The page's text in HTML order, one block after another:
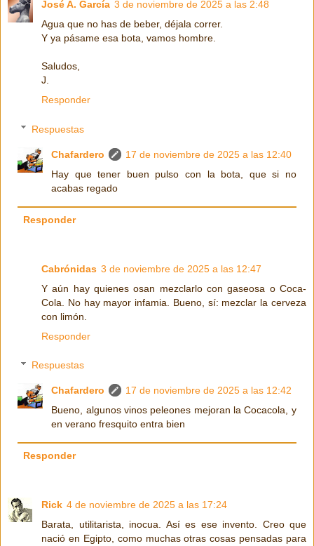
José A. García 3 de noviembre de 2025 a las 2:48
Agua que no has de beber, déjala correr.
Y ya pásame esa bota, vamos hombre.
Saludos,
J.
Responder
Respuestas
Chafardero
17 de noviembre de 2025 a las 12:40
Hay que tener buen pulso con la bota, que si no
acabas regado
Responder
Cabrónidas 3 de noviembre de 2025 a las 12:47
Y aún hay quienes osan mezclarlo con gaseosa o Coca-
Cola. No hay mayor infamia. Bueno, sí: mezclar la cerveza
con limón.
Responder
Respuestas
Chafardero
17 de noviembre de 2025 a las 12:42
Bueno, algunos vinos peleones mejoran la Cocacola, y
en verano fresquito entra bien
Responder
Rick 4 de noviembre de 2025 a las 17:24
Barata, utilitarista, inocua. Así es ese invento. Creo que
nació en Egipto, como muchas otras cosas pensadas para